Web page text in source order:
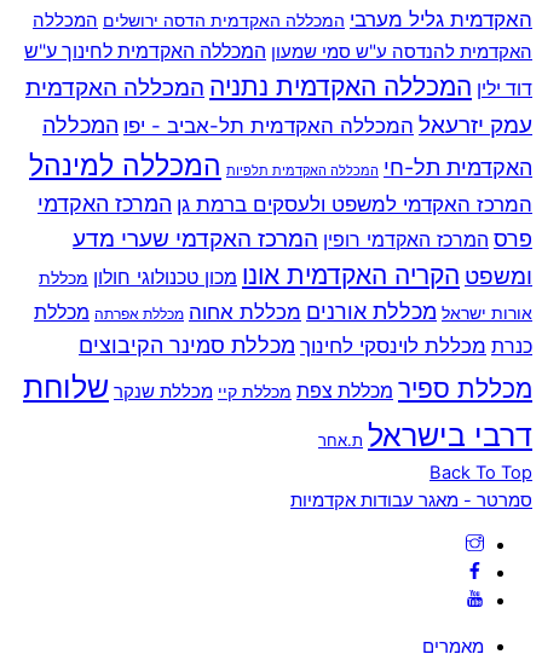
האקדמית גליל מערבי המכללה האקדמית הדסה ירושלים המכללה
האקדמית להנדסה ע"ש סמי שמעון המכללה האקדמית לחינוך ע"ש
דוד ילין המכללה האקדמית נתניה המכללה האקדמית
עמק יזרעאל המכללה האקדמית תל-אביב - יפו המכללה
האקדמית תל-חי המכללה האקדמית תלפיות המכללה למינהל
המרכז האקדמי למשפט ולעסקים ברמת גן המרכז האקדמי
פרס המרכז האקדמי רופין המרכז האקדמי שערי מדע
ומשפט הקריה האקדמית אונו מכון טכנולוגי חולון מכללת
אורות ישראל מכללת אורנים מכללת אחוה מכללת אפרתה מכללת
כנרת מכללת לוינסקי לחינוך מכללת סמינר הקיבוצים
מכללת ספיר מכללת צפת מכללת קיי מכללת שנקר שלוחת
דרבי בישראל ת.אחר
Back To Top
סמרטר - מאגר עבודות אקדמיות
מאמרים